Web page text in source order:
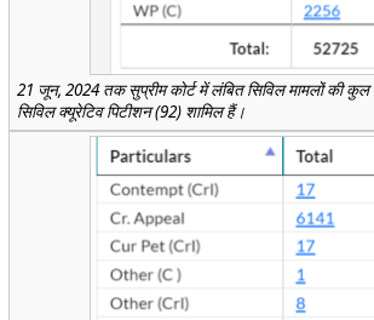
21 जून, 2024 तक सुप्रीम कोर्ट में लंबित सिविल मामलों की
सिविल क्यूरेटिव पिटीशन (92) शामिल हैं।